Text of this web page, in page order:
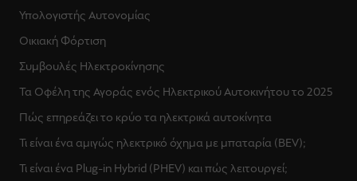
Υπολογιστής Αυτονομίας
Οικιακή Φόρτιση
Συμβουλές Ηλεκτροκίνησης
Τα Οφέλη της Αγοράς ενός Ηλεκτρικού Αυτοκινήτου το 2025
Πώς επηρεάζει το κρύο τα ηλεκτρικά αυτοκίνητα
Τι είναι ένα αμιγώς ηλεκτρικό όχημα με μπαταρία (BEV);
Τι είναι ένα Plug-in Hybrid (PHEV) και πώς λειτουργεί;